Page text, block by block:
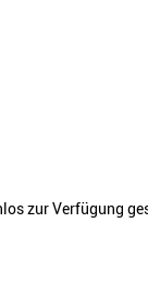
zur Verfügung